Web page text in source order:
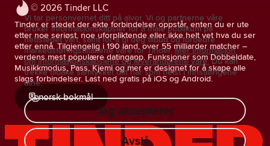
© 2026 Tinder LLC
Tinder er stedet der ekte forbindelser oppstår, enten du er ute
etter noe seriøst, noe uforpliktende eller ikke helt vet hva du ser
etter ennå. Tilgjengelig i 190 land, over 55 milliarder matcher –
verdens mest populære datingapp. Funksjoner som Dobbeldate,
Musikkmodus, Pass, Kjemi og mer er designet for å skape alle
slags forbindelser. Last ned gratis på iOS og Android.
norsk bokmål
Vi tar personvernet ditt på alvor. Vi og partnerne våre
bruker informasjonskapsler for å måle publikum på
nettstedet vårt, samt for å gi deg tilbud og forbedre
markedsføringstiltakene våre for Tinder. Mer informasjon
om informasjonskapslene og leverandørene våre. Du kan
trekke tilbake samtykket ditt når som helst i innstillingene
dine.
Jeg aksepterer
Avslå